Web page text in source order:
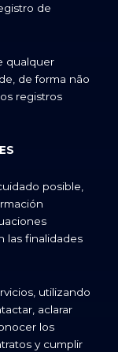
de
qualquer
de forma não
registros
posible,
las finalidades
utilizando
aclarar
los
y cumplir